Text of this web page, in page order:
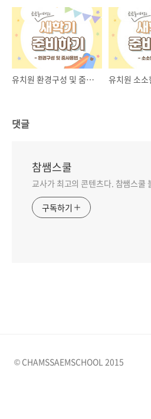
유치원 환경구성 및 줌활용법-[곰곰놀이터] 신학기자료
댓글
참쌤스쿨
교사가 최고의 콘텐츠다. 참쌤스쿨
구독하기
© CHAMSSAEMSCHOOL 2015